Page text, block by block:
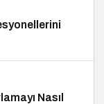
Nasıl